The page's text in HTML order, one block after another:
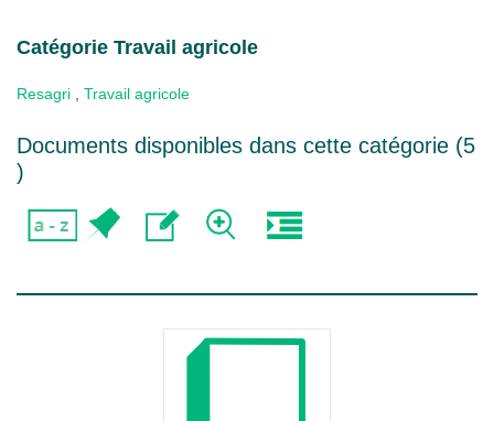
Catégorie Travail agricole
Resagri Travail agricole
Documents disponibles dans cette catégorie (5
)